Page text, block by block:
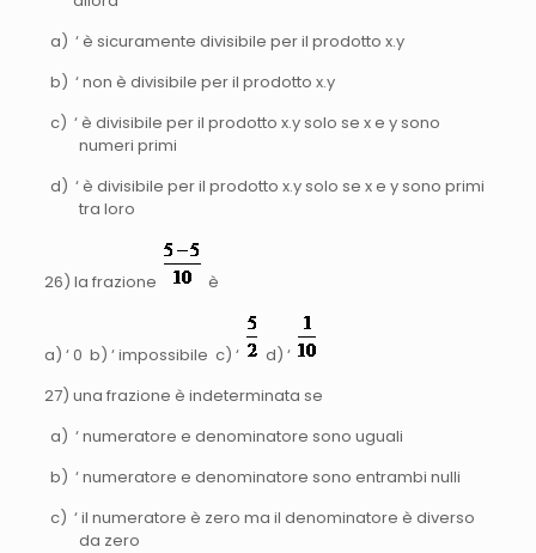
a) ‘ è sicuramente divisibile per il prodotto x.y
b) ‘ non è divisibile per il prodotto x.y
c) ‘ è divisibile per il prodotto x.y solo se x e y sono
numeri primi
d) ‘ è divisibile per il prodotto x.y solo se x e y sono primi
tra loro
26) la frazione è
a) ‘ 0 b) ‘ impossibile c) ‘
d) ‘
27) una frazione è indeterminata se
a) ‘ numeratore e denominatore sono uguali
b) ‘ numeratore e denominatore sono entrambi nulli
c) ‘ il numeratore è zero ma il denominatore è diverso
da zero